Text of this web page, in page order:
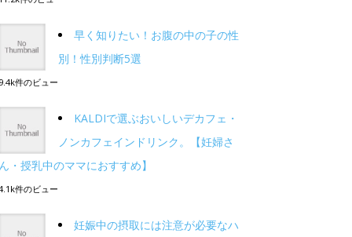
早く知りたい！お腹の中の子の性
別！性別判断5選
9.4k件のビュー
KALDIで選ぶおいしいデカフェ・
ノンカフェインドリンク。【妊婦さ
ん・授乳中のママにおすすめ】
件のビュー
妊娠中の摂取には注意が必要なハ